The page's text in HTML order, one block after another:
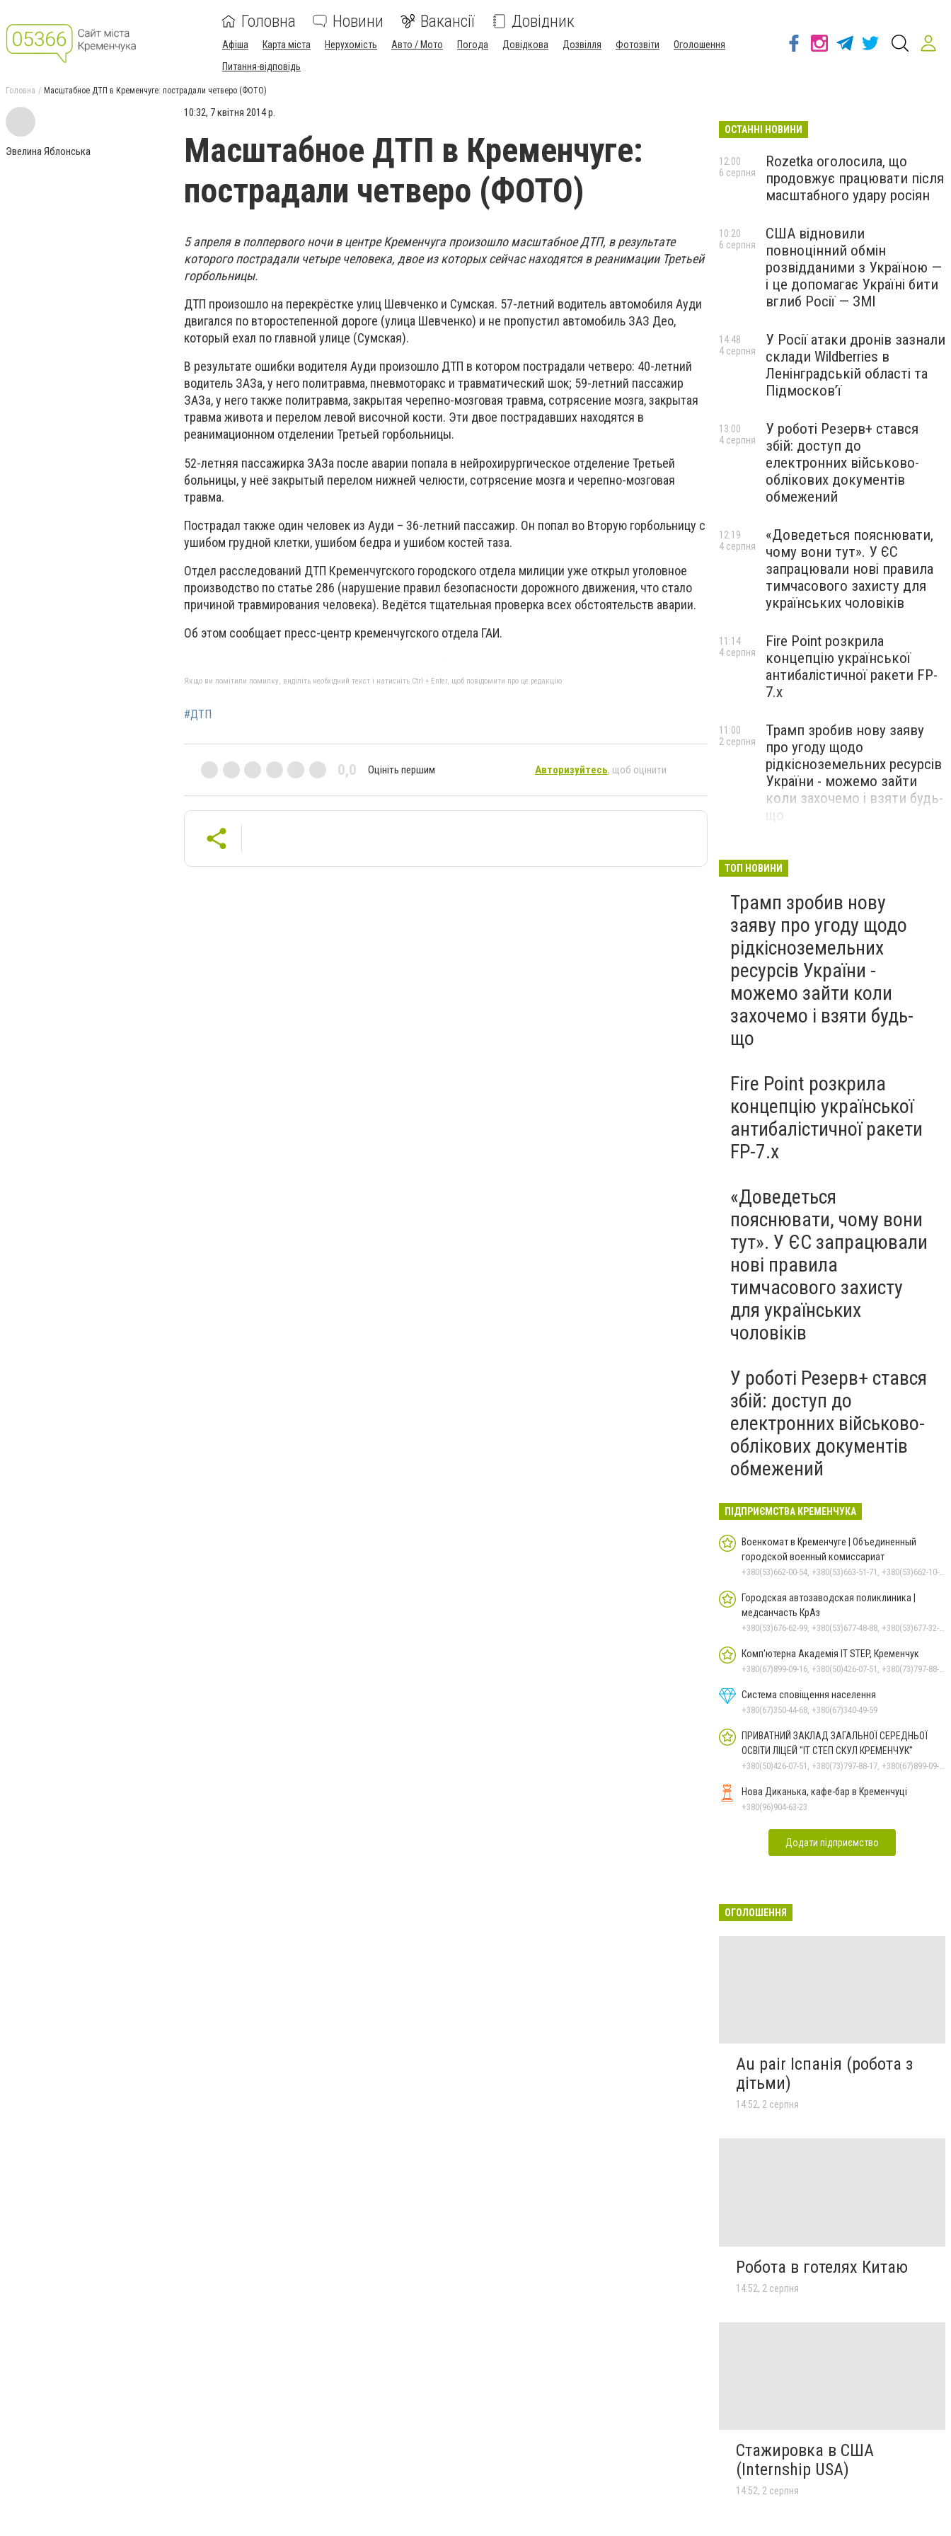
Головна Новини Вакансії Довідник
Афіша Карта міста Нерухомість Авто / Мото Погода Довідкова Дозвілля Фотозвіти
Оголошення
Питання-відповідь
Головна Масштабное ДТП в Кременчуге: пострадали четверо (ФОТО)
Эвелина Яблонська
10:32, 7 квітня 2014 р.
Масштабное ДТП в Кременчуге:
пострадали четверо (ФОТО)
5 апреля в полпервого ночи в центре Кременчуга произошло масштабное ДТП, в результате
которого пострадали четыре человека, двое из которых сейчас находятся в реанимации Третьей
горбольницы.
ДТП произошло на перекрёстке улиц Шевченко и Сумская. 57-летний водитель автомобиля Ауди
двигался по второстепенной дороге (улица Шевченко) и не пропустил автомобиль ЗАЗ Део,
который ехал по главной улице (Сумская).
В результате ошибки водителя Ауди произошло ДТП в котором пострадали четверо: 40-летний
водитель ЗАЗа, у него политравма, пневмоторакс и травматический шок; 59-летний пассажир
ЗАЗа, у него также политравма, закрытая черепно-мозговая травма, сотрясение мозга, закрытая
травма живота и перелом левой височной кости. Эти двое пострадавших находятся в
реанимационном отделении Третьей горбольницы.
52-летняя пассажирка ЗАЗа после аварии попала в нейрохирургическое отделение Третьей
больницы, у неё закрытый перелом нижней челюсти, сотрясение мозга и черепно-мозговая
травма.
Пострадал также один человек из Ауди – 36-летний пассажир. Он попал во Вторую горбольницу с
ушибом грудной клетки, ушибом бедра и ушибом костей таза.
Отдел расследований ДТП Кременчугского городского отдела милиции уже открыл уголовное
производство по статье 286 (нарушение правил безопасности дорожного движения, что стало
причиной травмирования человека). Ведётся тщательная проверка всех обстоятельств аварии.
Об этом сообщает пресс-центр кременчугского отдела ГАИ.
Якщо ви помітили помилку, виділіть необхідний текст і натисніть Ctrl + Enter, щоб повідомити про це редакцію
#ДТП
0,0 Оцініть першим Авторизуйтесь, щоб оцінити
ОСТАННІ НОВИНИ
Rozetka оголосила, що
продовжує працювати після
масштабного удару росіян
12:00
6 серпня
США відновили
повноцінний обмін
розвідданими з Україною —
і це допомагає Україні бити
вглиб Росії — ЗМІ
10:20
6 серпня
У Росії атаки дронів зазнали
склади Wildberries в
Ленінградській області та
Підмосков’ї
14:48
4 серпня
У роботі Резерв+ стався
збій: доступ до
електронних військово-
облікових документів
обмежений
13:00
4 серпня
«Доведеться пояснювати,
чому вони тут». У ЄС
запрацювали нові правила
тимчасового захисту для
українських чоловіків
12:19
4 серпня
Fire Point розкрила
концепцію української
антибалістичної ракети FP-
7.x
11:14
4 серпня
Трамп зробив нову заяву
про угоду щодо
рідкісноземельних ресурсів
України - можемо зайти
коли захочемо і взяти будь-
що
11:00
2 серпня
призов”: ДБР проводить
ТЦК по всій Україні
31 липня
ТОП НОВИНИ
Трамп зробив нову
заяву про угоду щодо
рідкісноземельних
ресурсів України -
можемо зайти коли
захочемо і взяти будь-
що
Fire Point розкрила
концепцію української
антибалістичної ракети
FP-7.x
«Доведеться
пояснювати, чому вони
тут». У ЄС запрацювали
нові правила
тимчасового захисту
для українських
чоловіків
У роботі Резерв+ стався
збій: доступ до
електронних військово-
облікових документів
обмежений
ПІДПРИЄМСТВА КРЕМЕНЧУКА
Военкомат в Кременчуге | Объединенный
городской военный комиссариат
+380(53)662-00-54, +380(53)663-51-71, +380(53)662-10-35
Городская автозаводская поликлиника |
медсанчасть КрАз
+380(53)676-62-99, +380(53)677-48-88, +380(53)677-32-74, +380536766187
Комп'ютерна Академія IT STEP, Кременчук
+380(67)899-09-16, +380(50)426-07-51, +380(73)797-88-17
Система сповіщення населення
+380(67)350-44-68, +380(67)340-49-59
ПРИВАТНИЙ ЗАКЛАД ЗАГАЛЬНОЇ СЕРЕДНЬОЇ
ОСВІТИ ЛІЦЕЙ "ІТ СТЕП СКУЛ КРЕМЕНЧУК"
+380(50)426-07-51, +380(73)797-88-17, +380(67)899-09-16
Нова Диканька, кафе-бар в Кременчуці
+380(96)904-63-23
Додати підприємство
ОГОЛОШЕННЯ
Au pair Іспанія (робота з
дітьми)
14:52, 2 серпня
Робота в готелях Китаю
14:52, 2 серпня
Стажировка в США
(Internship USA)
14:52, 2 серпня